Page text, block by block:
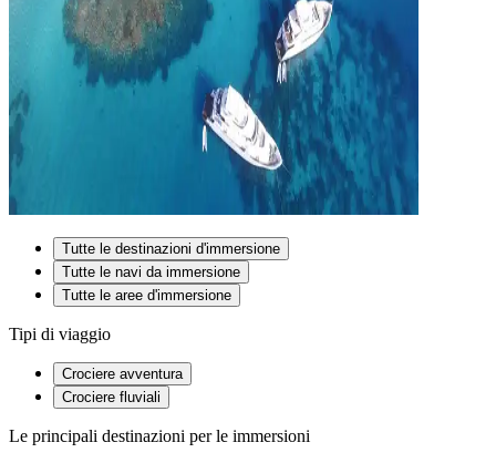
Tutte le destinazioni d'immersione
Tutte le navi da immersione
Tutte le aree d'immersione
Tipi di viaggio
Crociere avventura
Crociere fluviali
Le principali destinazioni per le immersioni